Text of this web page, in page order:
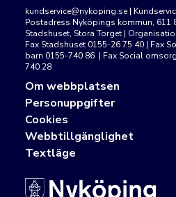
kundservice@nykoping.se |
Postadress Nyköpings kommun, 611
Stadshuset, Stora Torget |
Fax Stadshuset 0155-26 75 40 | Fax
barn 0155-740 86 | Fax Social
740 28
Om webbplatsen
Personuppgifter
Cookies
Webbtillgänglighet
Textläge